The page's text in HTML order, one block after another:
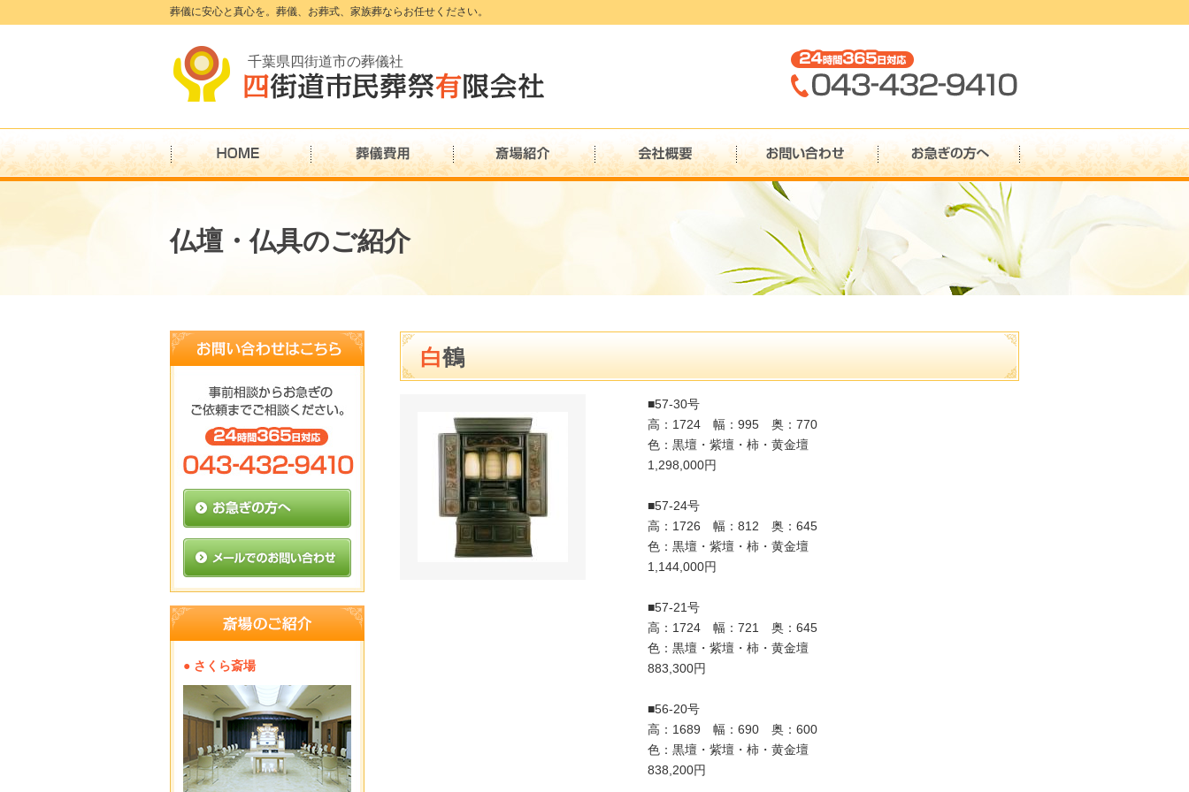
葬儀に安心と真心を。葬儀、お葬式、家族葬ならお任せください。
千葉県四街道市の葬儀社
仏壇・仏具のご紹介
白鶴
■57-30号
高：1724 幅：995 奥：770
色：黒壇・紫壇・柿・黄金壇
1,298,000円
■57-24号
高：1726 幅：812 奥：645
色：黒壇・紫壇・柿・黄金壇
1,144,000円
■57-21号
高：1724 幅：721 奥：645
色：黒壇・紫壇・柿・黄金壇
883,300円
■56-20号
高：1689 幅：690 奥：600
色：黒壇・紫壇・柿・黄金壇
838,200円
● さくら斎場